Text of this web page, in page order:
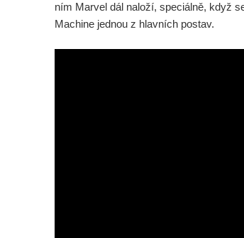
ním Marvel dál naloží, speciálně, když
Machine jednou z hlavních postav.